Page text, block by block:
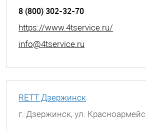
8 (800) 302-32-70
https://www.4tservice.ru/
info@4tservice.ru
RETT Дзержинск
г. Дзержинск, ул.